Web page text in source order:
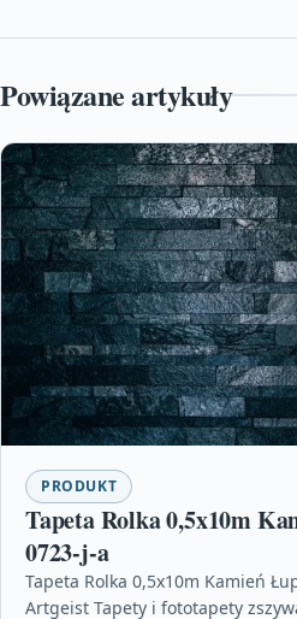
Powiązane artykuły
PRODUKT
Tapeta Rolka 0,5x10m
0723-j-a
Tapeta Rolka 0,5x10m Kamień
Artgeist Tapety i fototapety